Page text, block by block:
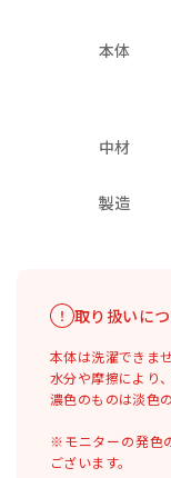
本体
中材
製造
取り扱いに
本体は洗濯できま
水分や摩擦により
濃色のものは淡色
※モニターの発色
ございます。